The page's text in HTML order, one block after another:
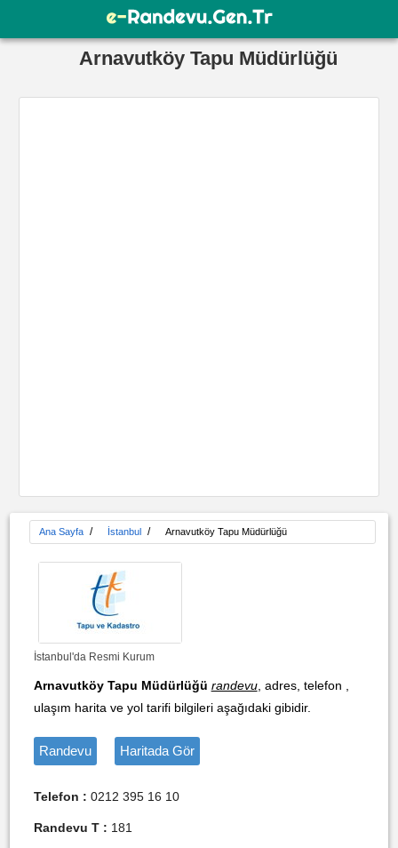
Arnavutköy Tapu Müdürlüğü
Ana Sayfa / İstanbul / Arnavutköy Tapu Müdürlüğü
İstanbul'da Resmi Kurum
Arnavutköy Tapu Müdürlüğü randevu, adres, telefon ,
ulaşım harita ve yol tarifi bilgileri aşağıdaki gibidir.
Randevu Haritada Gör
Telefon : 0212 395 16 10
Randevu T : 181